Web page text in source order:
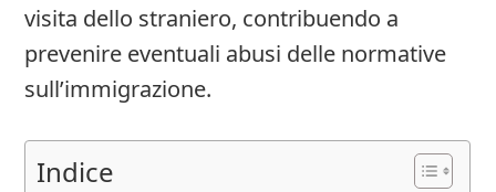
visita dello straniero, contribuendo a
prevenire eventuali abusi delle normative
sull’immigrazione.
Indice